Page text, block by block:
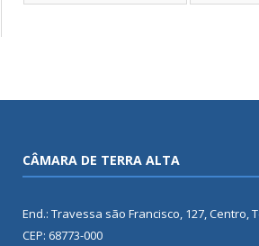
CÂMARA DE TERRA ALTA
End.: Travessa são Francisco, 127, Centro,
CEP: 68773-000